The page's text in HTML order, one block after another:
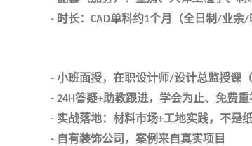
- 时长： CAD单科约1个月（全日制/业余/
- 小班面授，在职设计师/设计总监授课（
- 24H答疑+助教跟进，学会为止、免费重
- 实战落地：材料市场+工地实践，不是
- 自有装饰公司，案例来自真实项目